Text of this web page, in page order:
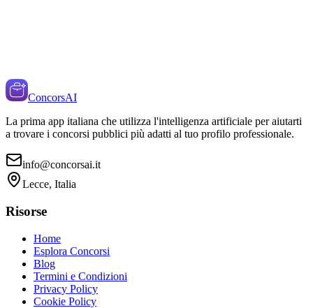
ConcorsAI
La prima app italiana che utilizza l'intelligenza artificiale per aiutarti
a trovare i concorsi pubblici più adatti al tuo profilo professionale.
info@concorsai.it
Lecce, Italia
Risorse
Home
Esplora Concorsi
Blog
Termini e Condizioni
Privacy Policy
Cookie Policy